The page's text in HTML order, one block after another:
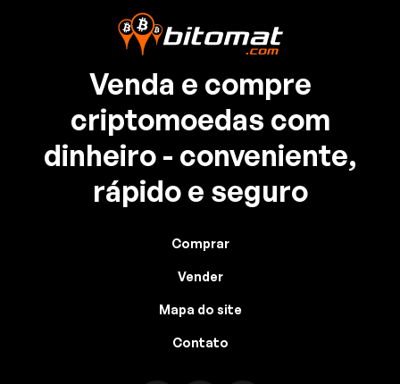
Venda e compre
criptomoedas com
dinheiro - conveniente,
rápido e seguro
Comprar
Vender
Mapa do site
Contato